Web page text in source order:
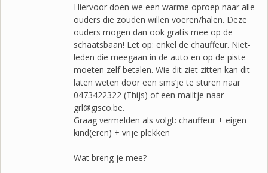
Hiervoor doen we een warme oproep naar alle
ouders die zouden willen voeren/halen. Deze
ouders mogen dan ook gratis mee op de
schaatsbaan! Let op: enkel de chauffeur. Niet-
leden die meegaan in de auto en op de piste
moeten zelf betalen. Wie dit ziet zitten kan dit
laten weten door een sms’je te sturen naar
0473422322 (Thijs) of een mailtje naar
grl@gisco.be.
Graag vermelden als volgt: chauffeur + eigen
kind(eren) + vrije plekken
Wat breng je mee?